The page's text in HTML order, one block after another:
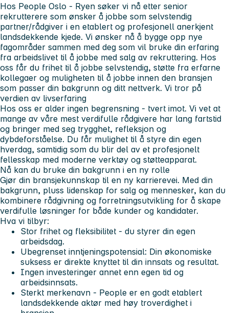
Hos People Oslo - Ryen søker vi nå etter senior
rekrutterere som ønsker å jobbe som selvstendig
partner/rådgiver i en etablert og profesjonell anerkjent
landsdekkende kjede. Vi ønsker nå å bygge opp nye
fagområder sammen med deg som vil bruke din erfaring
fra arbeidslivet til å jobbe med salg av rekruttering. Hos
oss får du frihet til å jobbe selvstendig, støtte fra erfarne
kollegaer og muligheten til å jobbe innen den bransjen
som passer din bakgrunn og ditt nettverk. Vi tror på
verdien av livserfaring
Hos oss er alder ingen begrensning - tvert imot. Vi vet at
mange av våre mest verdifulle rådgivere har lang fartstid
og bringer med seg trygghet, refleksjon og
dybdeforståelse. Du får mulighet til å styre din egen
hverdag, samtidig som du blir del av et profesjonelt
fellesskap med moderne verktøy og støtteapparat.
Nå kan du bruke din bakgrunn i en ny rolle
Gjør din bransjekunnskap til en ny karrierevei. Med din
bakgrunn, pluss lidenskap for salg og mennesker, kan du
kombinere rådgivning og forretningsutvikling for å skape
verdifulle løsninger for både kunder og kandidater.
Hva vi tilbyr:
Stor frihet og fleksibilitet - du styrer din egen
arbeidsdag.
Ubegrenset inntjeningspotensial: Din økonomiske
suksess er direkte knyttet til din innsats og resultat.
Ingen investeringer annet enn egen tid og
arbeidsinnsats.
Sterkt merkenavn - People er en godt etablert
landsdekkende aktør med høy troverdighet i